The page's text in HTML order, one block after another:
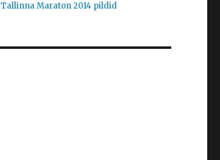
Tallinna Maraton 2014 pildid